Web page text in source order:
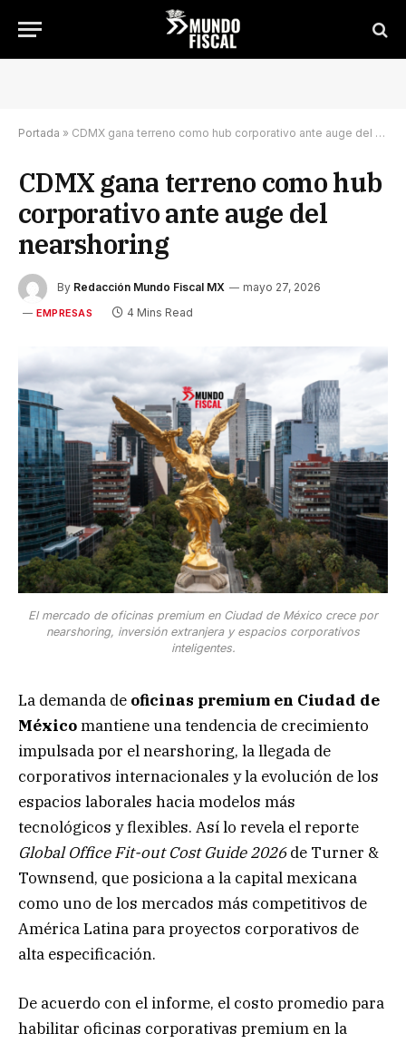
Portada » CDMX gana terreno como hub corporativo ante auge del nearshoring
CDMX gana terreno como hub
corporativo ante auge del
nearshoring
By Redacción Mundo Fiscal MX mayo 27, 2026
EMPRESAS 4 Mins Read
El mercado de oficinas premium en Ciudad de México crece por
nearshoring, inversión extranjera y espacios corporativos
inteligentes.
La demanda de oficinas premium en Ciudad de
Méxicomantiene una tendencia de crecimiento
impulsada por el nearshoring, la llegada de
corporativos internacionales y la evolución de los
espacios laborales hacia modelos más
tecnológicos y flexibles. Así lo revela el reporte
Global Office Fit-out Cost Guide 2026de Turner &
Townsend, que posiciona a la capital mexicana
como uno de los mercados más competitivos de
América Latina para proyectos corporativos de
alta especificación.
De acuerdo con el informe, el costo promedio para
habilitar oficinas corporativas premium en la